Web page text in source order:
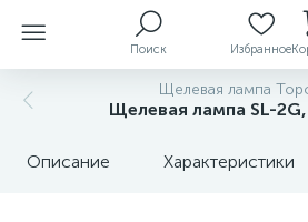
Поиск Избранное
Щелевая лампа
Щелевая лампа SL-
Описание Характеристики